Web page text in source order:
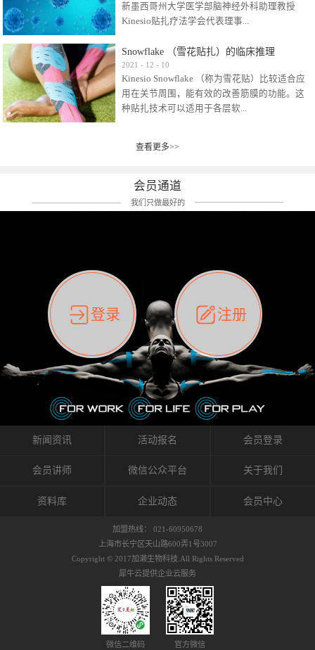
其他品牌的在此我们不予评价，就KINESIO肌内
效贴布来说，40多年的研究开发制造肌内效贴
比如我本人，几乎天天接触KINESIO肌内效，无
论从皮肤适应性还是本人皮肤本身就不属于不
易过敏的那种，基本不会有过敏瘙痒的情况。
但是，当身体不适、休息不好、持续紧张等特
殊因素的影响下，有时还是会出现瘙痒过敏的
前后后居家近30天左右，感觉日子都日夜颠倒
痛影响走路。当天疼痛部贴了EDF和胃十字，膝
关节贴了半月板贴布。第2天第12肋部的EDF和
消失，贴布也没有出现进一步瘙痒过敏。而膝
关节的半月板贴布张力用的100%，但自始至终
它都很坚强的贴着，没有出现过任何瘙痒的迹
象。不同的条件下，同一个身体，不同的部位
皮肤的敏感度也有不同。因此我们KINESIO要做
的，是在研发生产过程中竭尽全力的降低致敏
性，减少贴布本身带来的致敏率。那到底是什
么原因引起的过敏瘙痒呢？我整理了以下内容
仅供大家参考，希望能给予大家帮助。首先我
们分析解剖下过敏的原因，然后简说一下
KINESIO贴布贴扎后预防应对。我把导致过敏的
原因，简单分为外因和内因。外因1，贴布贴布
括：1）面料的伸展率、回缩率、纤维的刺激
能会给皮肤带来过度的刺激，从而引起过敏瘙
新墨西哥州大学医学部脑神经外科助理教授
Kinesio贴扎疗法学会代表理事...
Kinesio Taping Association International
（KTAI）名誉会长 身体具有免疫、疼痛、细胞
破坏、发热、修复、增殖、再生等自然愈合能
力。 多作为细胞因子存在于皮肤表皮、真皮、
扎疗法）的效果是通过创造一个环境，使每种
以激发身体的自然愈合能力。 通常，药物会削
弱细胞因子的作用，单方面还会引起副作用的
症状。 与此相比，Kinesio肌内效贴创造了细
的控制仍有许多未知。 细胞因子是一种酵素，
各种各样的酵素起着适当的作用，为细胞创造
了适合居住的环境。 在现代医学上，这种细胞
因子是一种酶的观点往往被否定，但在体内有
有毒细菌和无毒细菌，它们起着保持身体平衡
的作用。 Kinesio肌内效贴不像药物那样在短时
间内表现出症状，而是通过花费时间创造一个
对身体没有伤害（副作用等）的环境来减轻症
状。 但是，由于营养、精神、运动的平衡被破
坏，各种细胞就会发生病态变化。 在一定的状
态下，细胞因子会自动捕捉异常，并在细胞之
间传递适当的修复信息。可以收集各自所需的
因子级联；细胞因子的连锁反应）。 如果这种
者甚至提供不需要的物质。 因此，身体所需的
自然愈合能力不仅不能发挥作用，反而会造成
恶化的环境。Kinesio肌内效贴的作用，就是解
决这些问题。 KinesioTaping ® （Kinesio贴扎
疗法）的概念是空（空间），动（流动），冷
（抑制热的上升），为了实现这些，贴布的质
作出来。 特别地，Kinesio Medical
Tappling®（Kinesio医疗贴扎）通过从皮肤表面
长时间给予适...
Snowflake （雪花贴扎）的临床推理
2021 - 12 - 10
Kinesio Snowflake （称为雪花贴）比较适合应
用在关节周围，能有效的改善筋膜的功能。这
种贴扎技术可以适用于各层软...
组织:肌肉，肌腱，韧带（主要围绕有问题的关
状，而是指贴布本身很重量，以及贴布刺激的
类型。贴布的应用充分利用了体内由间质液组
成的自然流体力学的流体层。这种轻微的刺激
间，还可以在单片贴布上提供支持和深度刺
激。通过对间质液的适当控制，可以连接皮下
筋膜，对关节进行非常轻柔的刺激，增加患部
的治疗区域。 snowflake“雪花”贴布不会妨碍皮
肤上下左右运动，有效的辅助修复关节周围组
织的筋膜。它可以作用于关节或肌肉表面，释
放压力，刺激深层筋膜。“雪花”贴扎疗法是一
种可以改变肌肉、筋膜和间质液之间自然流动
关系的方法。 间质液间质被称为人体的新器
官。研究人员认为，整个身体的网络是由坚韧
且柔软的蛋白质结构所支撑的相互连接的充满
流体的空间构成的。如果作为脏器，这是人体
最大的脏器，约占体重的20%（相比之下，皮
内流通，有助于细胞的再生和恢复。“1”“雪花”
周围进行轻柔的刺激，改善受影响的关节和肌
到辅助修复损伤组织的作用。对组织的营养供
膜，韧带和关节周围皮下组织的关节囊。 流
体力学理论加濑博士-Kinesio肌内效贴布的发明
人流体力学理论是以对日常生活产生反复影响
的纤细筋膜的性质为焦点。 筋膜容易受到外部
查看更多>>
会员通道
我们只做最好的
登录 注册
新闻资讯 活动报名 会员登录
会员讲师 微信公众平台 关于我们
资料库 企业动态 会员中心
加盟热线： 021-60950678
上海市长宁区天山路600弄1号3007
Copyright © 2017加濑生物科技.All Rights Reserved
犀牛云提供企业云服务
微信二维码 官方微信